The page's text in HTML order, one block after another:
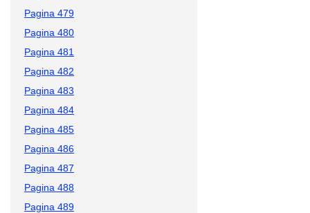
Pagina 479
Pagina 480
Pagina 481
Pagina 482
Pagina 483
Pagina 484
Pagina 485
Pagina 486
Pagina 487
Pagina 488
Pagina 489